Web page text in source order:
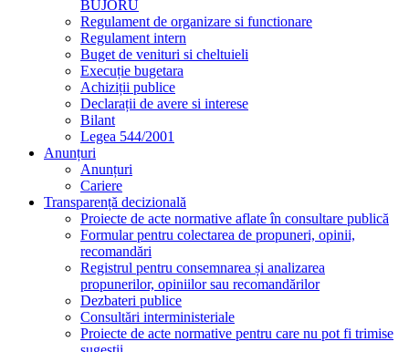
BUJORU
Regulament de organizare si functionare
Regulament intern
Buget de venituri si cheltuieli
Execuție bugetara
Achiziții publice
Declarații de avere si interese
Bilant
Legea 544/2001
Anunțuri
Anunțuri
Cariere
Transparență decizională
Proiecte de acte normative aflate în consultare publică
Formular pentru colectarea de propuneri, opinii,
recomandări
Registrul pentru consemnarea și analizarea
propunerilor, opiniilor sau recomandărilor
Dezbateri publice
Consultări interministeriale
Proiecte de acte normative pentru care nu pot fi trimise